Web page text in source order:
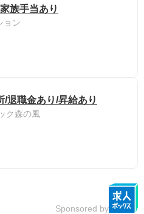
族手当あり
ョン
/退職金あり/昇給あり
ク森の風
Sponsored by